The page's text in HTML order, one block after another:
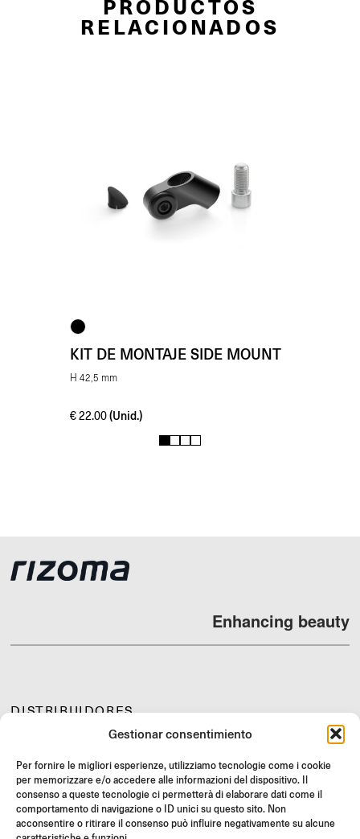
Gestionar consentimiento
Per fornire le migliori esperienze, utilizziamo tecnologie come i cookie
per memorizzare e/o accedere alle informazioni del dispositivo. Il
consenso a queste tecnologie ci permetterà di elaborare dati come il
comportamento di navigazione o ID unici su questo sito. Non
acconsentire o ritirare il consenso può influire negativamente su alcune
PRODUCTOS
RELACIONADOS
KIT DE MONTAJE SIDE MOUNT
H 42,5 mm
€22.00 (Unid.)
1 2 3 4
Enhancing beauty
DISTRIBUIDORES
SOPORTE Y FAQ
REVOLUCIONES
INSTRUCCIONES DE MONTAJE
GIFT CARD
OFERTAS LIMITADAS